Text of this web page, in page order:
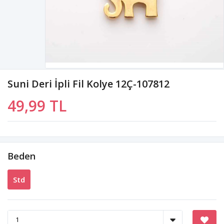
Suni Deri İpli Fil Kolye 12Ç-107812
49,99 TL
Beden
Std